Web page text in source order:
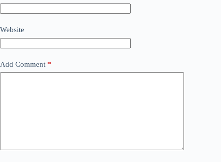
Website
Add Comment *